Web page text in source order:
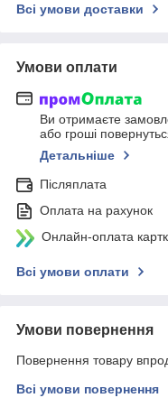
Всі умови доставки
Умови оплати
Ви отримаєте
або гроші
Детальніше
Післяплата
Оплата на рахунок
Онлайн-оплата
Всі умови оплати
Умови повернення
Повернення товару
Всі умови повернення